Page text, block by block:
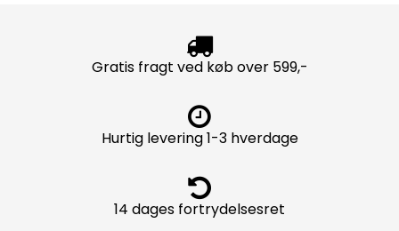
Gratis fragt ved køb over 599,-
Hurtig levering 1-3 hverdage
14 dages fortrydelsesret